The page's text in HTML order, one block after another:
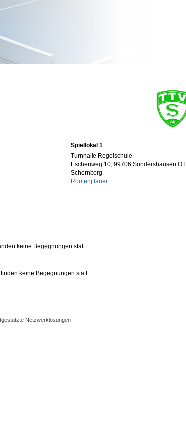
Spiellokal 1
Turnhalle Regelschule
Eschenweg 10, 99706 Sondershausen OT
Schernberg
Routenplaner
keine Begegnungen statt.
keine Begegnungen statt.
Netzwerklösungen